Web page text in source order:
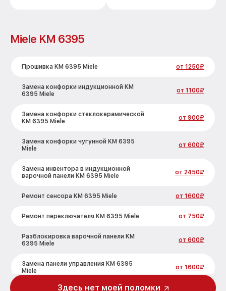
Miele KM 6395
Прошивка KM 6395 Miele от 1250₽
Замена конфорки индукционной KM
6395 Miele
от 1100₽
Замена конфорки стеклокерамической
KM 6395 Miele
от 900₽
Замена конфорки чугунной KM 6395
Miele
от 600₽
Замена инвентора в индукционной
варочной панели KM 6395 Miele
от 2450₽
Ремонт сенсора KM 6395 Miele от 1600₽
Ремонт переключателя KM 6395 Miele от 750₽
Разблокировка варочной панели KM
6395 Miele
от 600₽
Замена панели управления KM 6395
Miele
от 1600₽
Здесь нет моей поломки